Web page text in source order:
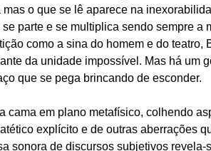
mas o que se lê aparece na
parte e se multiplica sendo sempre a
como a sina do homem e do teatro,
da unidade impossível. Mas há um
que se pega brincando de esconder.
cama em plano metafísico, colhendo
explícito e de outras aberrações
sonora de discursos subjetivos